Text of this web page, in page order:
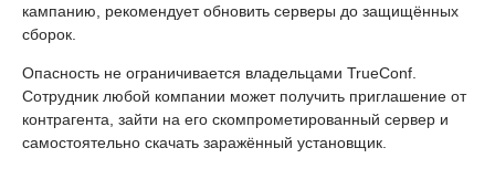
кампанию, рекомендует обновить серверы до защищённых
сборок.
Опасность не ограничивается владельцами TrueConf.
Сотрудник любой компании может получить приглашение от
контрагента, зайти на его скомпрометированный сервер и
самостоятельно скачать заражённый установщик.